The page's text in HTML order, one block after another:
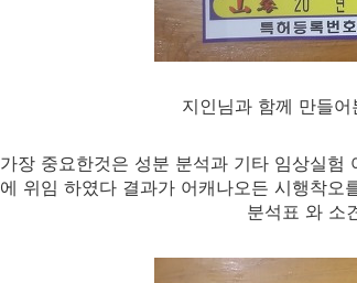
지인님과 함께 만들
가장 중요한것은 성분 분석과 기타 임상실험
에 위임 하였다 결과가 어캐나오든 시행착오
분석표 와 소